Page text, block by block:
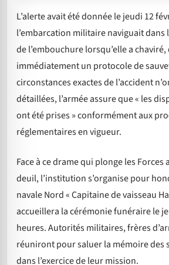
L’alerte avait été donnée le jeudi 12
l’embarcation militaire naviguait dans
de l’embouchure lorsqu’elle a
immédiatement un protocole de
circonstances exactes de l’accident
détaillées, l’armée assure que « les
ont été prises » conformément aux
réglementaires en vigueur.
Face à ce drame qui plonge les Forces
deuil, l’institution s’organise pour
navale Nord « Capitaine de vaisseau
accueillera la cérémonie funéraire le
heures. Autorités militaires, frères
réuniront pour saluer la mémoire des
dans l’exercice de leur mission.